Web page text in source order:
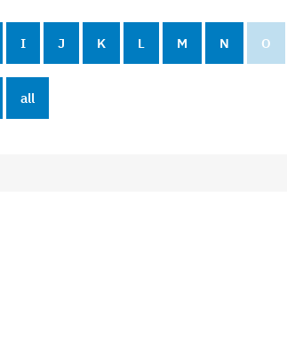
I J K L M N O
all